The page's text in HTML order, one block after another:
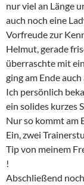
nur viel an Länge
auch noch eine
Vorfreude zur
Helmut, gerade
überraschte mit
ging am Ende
Ich persönlich
ein solides kurzes
Nur so kommt am
Ein, zwei
Tip von meinem
!
Abschließend